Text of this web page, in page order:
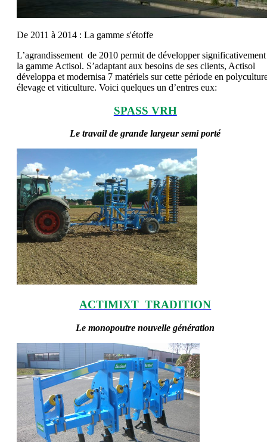
De 2011 à 2014 : La gamme s'étoffe
L’agrandissement de 2010 permit de développer significativement
la gamme Actisol. S’adaptant aux besoins de ses clients, Actisol
développa et modernisa 7 matériels sur cette période en
élevage et viticulture. Voici quelques un d’entres eux:
SPASS VRH
Le travail de grande largeur semi porté
ACTIMIXT TRADITION
Le monopoutre nouvelle génération